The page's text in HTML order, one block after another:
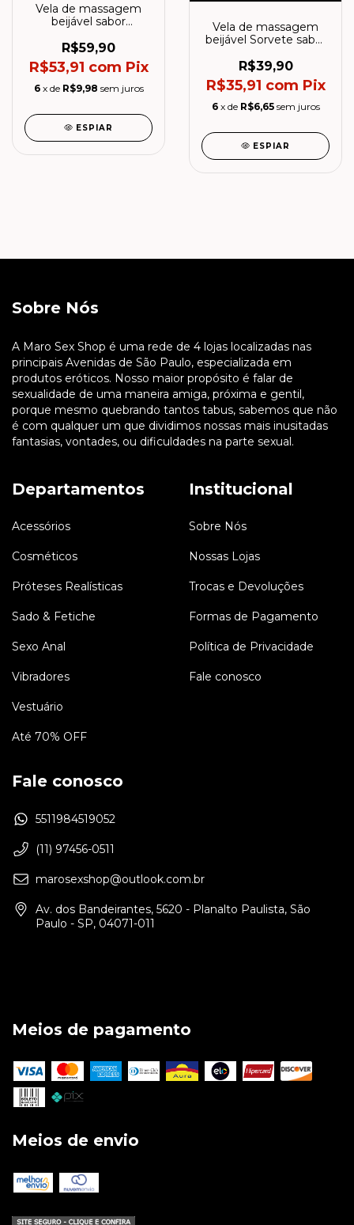
Vela de massagem
beijável sabor
R$59,90
R$53,91 com Pix
6 x de R$9,98 sem juros
ESPIAR
Vela de massagem
beijável Sorvete sabor
R$39,90
R$35,91 com Pix
6 x de R$6,65 sem juros
ESPIAR
Sobre Nós
A Maro Sex Shop é uma rede de 4 lojas localizadas nas
principais Avenidas de São Paulo, especializada em
produtos eróticos. Nosso maior propósito é falar de
sexualidade de uma maneira amiga, próxima e gentil,
porque mesmo quebrando tantos tabus, sabemos que não
é com qualquer um que dividimos nossas mais inusitadas
fantasias, vontades, ou dificuldades na parte sexual.
Departamentos
Acessórios
Cosméticos
Próteses Realísticas
Sado & Fetiche
Sexo Anal
Vibradores
Vestuário
Até 70% OFF
Institucional
Sobre Nós
Nossas Lojas
Trocas e Devoluções
Formas de Pagamento
Política de Privacidade
Fale conosco
Fale conosco
5511984519052
(11) 97456-0511
marosexshop@outlook.com.br
Av. dos Bandeirantes, 5620 - Planalto Paulista, São
Paulo - SP, 04071-011
Meios de pagamento
Meios de envio